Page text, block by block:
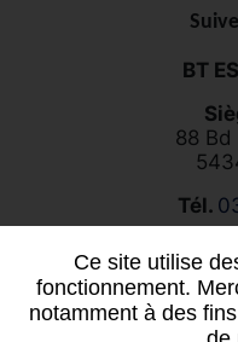
Ce site utilise
fonctionnement.
notamment à des
BT
88
Tél.
Vous souhaitez